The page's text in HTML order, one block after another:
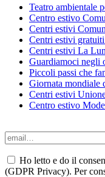
Teatro ambientale
Centro estivo
Centri estivi
Centri estivi
Centri estivi La
Guardiamoci negli
Piccoli passi che
Giornata mondiale
Centri estivi
Centro estivo
Ho letto e do il
(GDPR Privacy). Per